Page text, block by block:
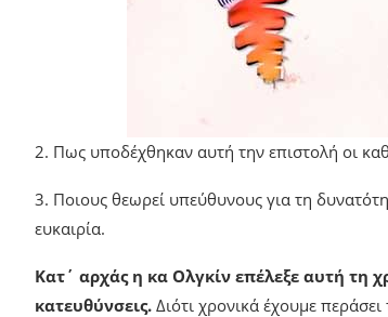
2. Πως υποδέχθηκαν αυτή την επιστολή οι
3. Ποιους θεωρεί υπεύθυνους για τη
ευκαιρία.
Κατ΄ αρχάς η κα Ολγκίν επέλεξε αυτή τη
κατευθύνσεις. Διότι χρονικά έχουμε